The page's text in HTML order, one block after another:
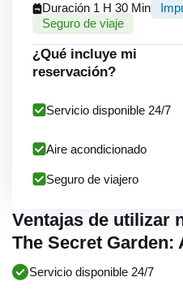
Duración 1 H 30 Min
Seguro de viaje
¿Qué incluye mi
reservación?
Servicio disponible 24/7
Aire acondicionado
Seguro de viajero
Ventajas de utilizar
The Secret Garden:
Servicio disponible 24/7